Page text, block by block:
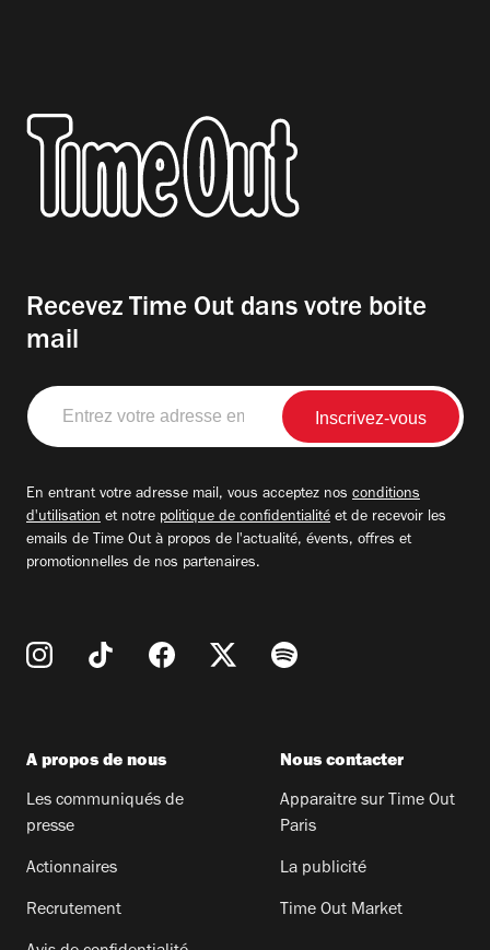
Recevez Time Out dans votre boite
mail
Entrez
votre
adresse
En entrant votre adresse mail, vous acceptez nos conditions
d'utilisation et notre politique de confidentialité et de recevoir les
emails de Time Out à propos de l'actualité, évents, offres et
promotionnelles de nos partenaires.
A propos de nous
Les communiqués de
presse
Actionnaires
Recrutement
Nous contacter
Apparaitre sur Time Out
Paris
La publicité
Time Out Market